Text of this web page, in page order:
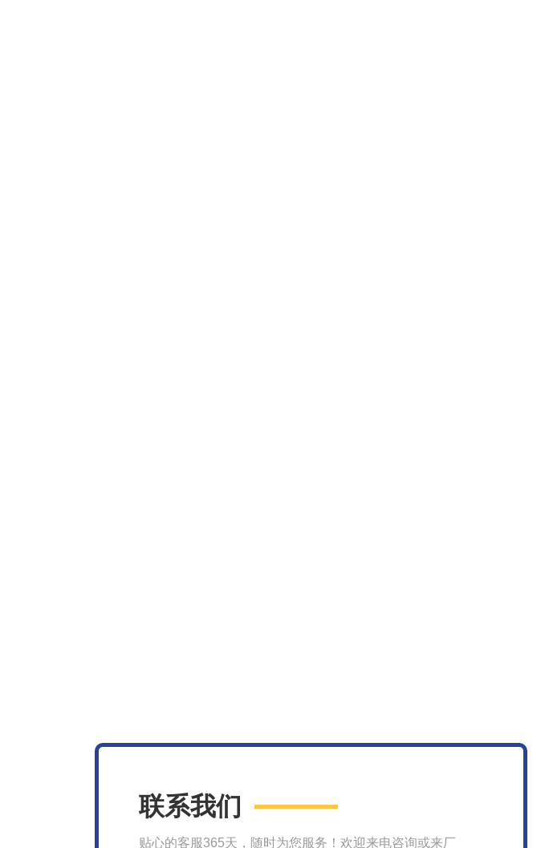
联系我们
贴心的客服365天，随时为您服务！欢迎来电咨询或来厂